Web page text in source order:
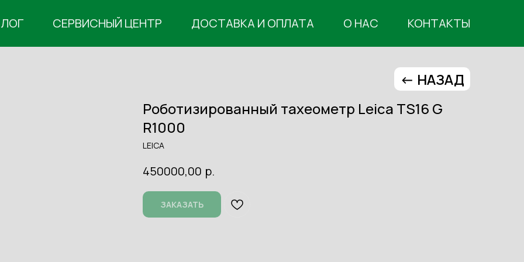
СЕРВИСНЫЙ ЦЕНТР ДОСТАВКА И ОПЛАТА О НАС КОНТАКТЫ
<- НАЗАД
Роботизированный тахеометр Leica TS16 G
R1000
LEICA
450000,00 р.
ЗАКАЗАТЬ